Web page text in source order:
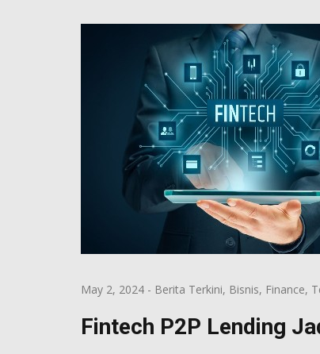
May 2, 2024 - Berita Terkini, Bisnis, Finance,
Fintech P2P Lending